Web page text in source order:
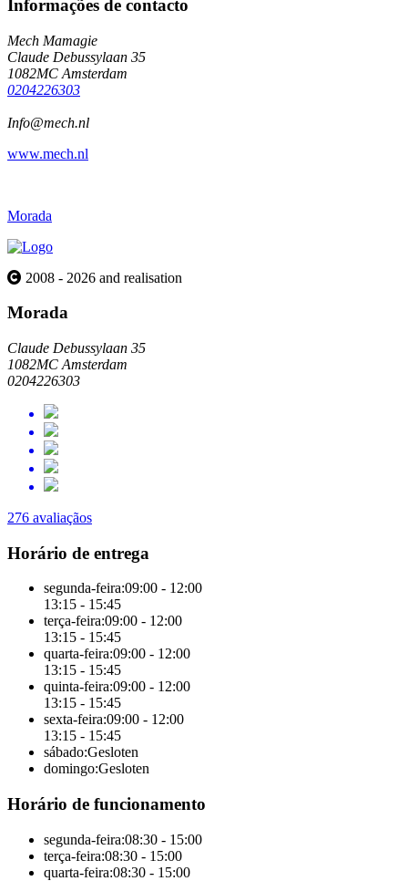
Informações de contacto
Mech Mamagie
Claude Debussylaan 35
1082MC Amsterdam
0204226303
Info@mech.nl
www.mech.nl
Morada
2008 - 2026 and realisation
Morada
Claude Debussylaan 35
1082MC Amsterdam
0204226303
276 avaliaçãos
Horário de entrega
segunda-feira:09:00 - 12:00
13:15 - 15:45
terça-feira:09:00 - 12:00
13:15 - 15:45
quarta-feira:09:00 - 12:00
13:15 - 15:45
quinta-feira:09:00 - 12:00
13:15 - 15:45
sexta-feira:09:00 - 12:00
13:15 - 15:45
sábado:Gesloten
domingo:Gesloten
Horário de funcionamento
segunda-feira:08:30 - 15:00
terça-feira:08:30 - 15:00
quarta-feira:08:30 - 15:00